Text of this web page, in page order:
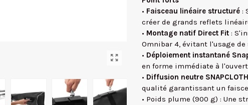
• Faisceau linéaire structuré :
créer de grands reflets
• Montage natif Direct Fit :
Omnibar 4, évitant l'usage
• Déploiement instantané
en forme immédiate à
• Diffusion neutre
qualité garantissant un
• Poids plume (900 g) : Une